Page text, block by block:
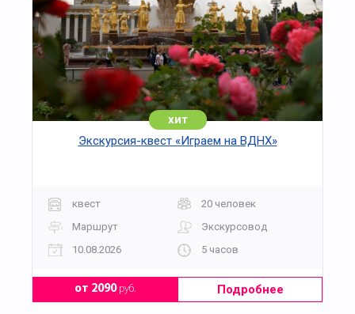
хит
Экскурсия-квест «Играем на ВДНХ»
квест
20 человек
Маршрут
Экскурсовод
10.08.2026
5 часов
от 2090руб. Подробнее